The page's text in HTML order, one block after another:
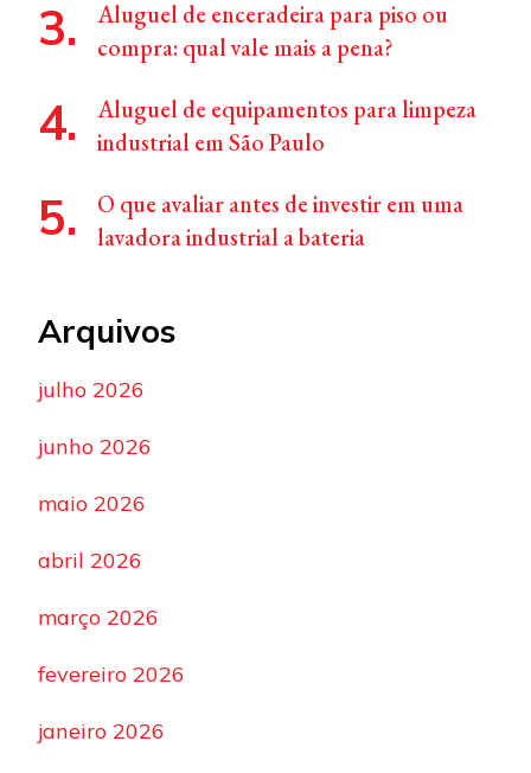
Aluguel de enceradeira para piso ou
compra: qual vale mais a pena?
Aluguel de equipamentos para limpeza
industrial em São Paulo
O que avaliar antes de investir em uma
lavadora industrial a bateria
Arquivos
julho 2026
junho 2026
maio 2026
abril 2026
março 2026
fevereiro 2026
janeiro 2026